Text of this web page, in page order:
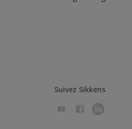
Suivez Sikkens